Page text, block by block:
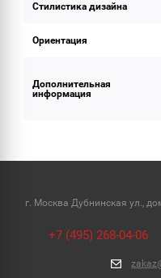
Стилистика дизайна
Ориентация
Дополнительная
информация
г. Москва Дубнинская ул.,
+7 (495) 268-04-06